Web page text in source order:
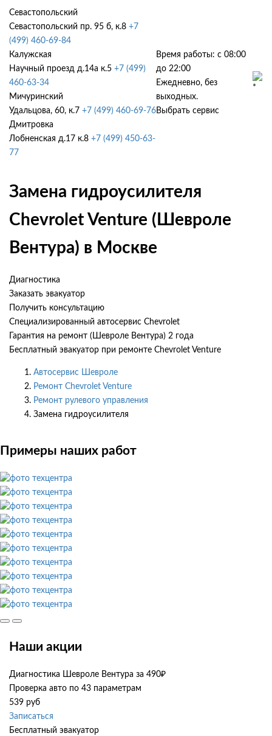
Севастопольский
Севастопольский пр. 95 б, к.8 +7
(499) 460-69-84
Калужская
Научный проезд д.14а к.5 +7 (499)
460-63-34
Мичуринский
Удальцова, 60, к.7 +7 (499) 460-69-76
Дмитровка
Лобненская д.17 к.8 +7 (499) 450-63-
77
Время работы: с 08:00
до 22:00
Ежедневно, без
выходных.
Выбрать сервис
Замена гидроусилителя
Chevrolet Venture (Шевроле
Вентура) в Москве
Диагностика
Заказать эвакуатор
Получить консультацию
Специализированный автосервис Chevrolet
Гарантия на ремонт (Шевроле Вентура) 2 года
Бесплатный эвакуатор при ремонте Chevrolet Venture
Автосервис Шевроле
Ремонт Chevrolet Venture
Ремонт рулевого управления
Замена гидроусилителя
Примеры наших работ
Наши акции
Диагностика Шевроле Вентура за 490₽
Проверка авто по 43 параметрам
539 руб
Записаться
Бесплатный эвакуатор